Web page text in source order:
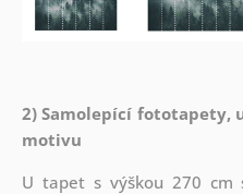
2) Samolepící fototapety,
motivu
U tapet s výškou 270 cm